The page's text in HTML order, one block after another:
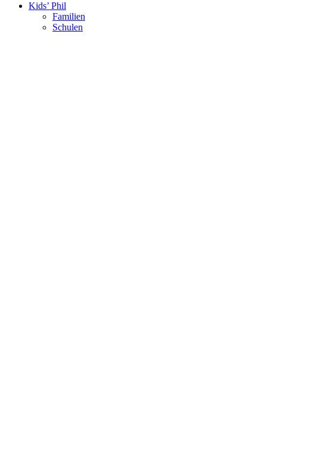
Kids’ Phil
Familien
Schulen